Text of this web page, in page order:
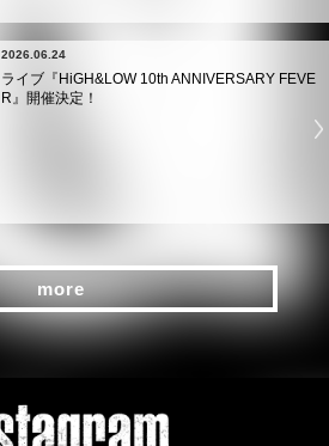
2026.06.24
ライブ『HiGH&LOW 10th ANNIVERSARY FEVE
R』開催決定！
more
more